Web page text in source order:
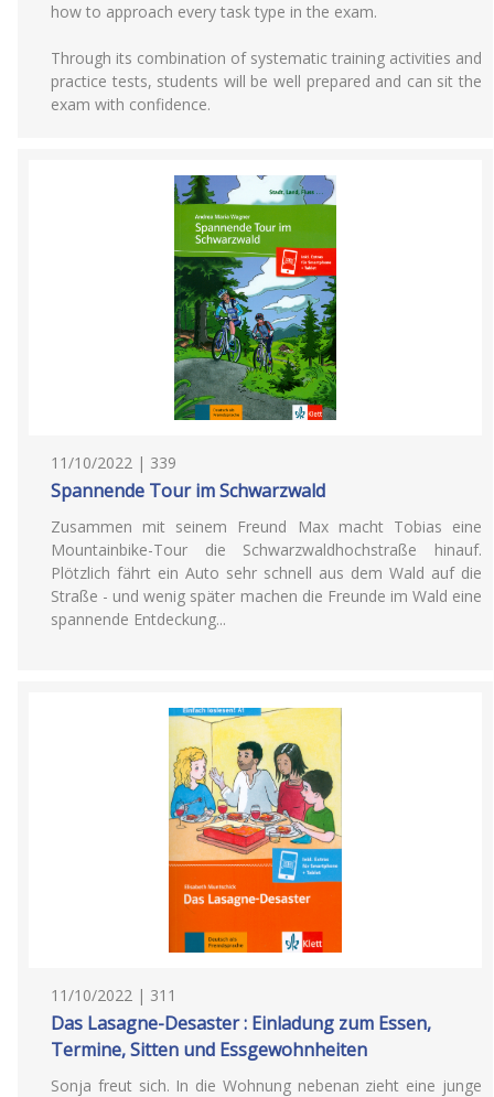
how to approach every task type in the exam.
Through its combination of systematic training activities and
practice tests, students will be well prepared and can sit the
exam with confidence.
11/10/2022 | 339
Spannende Tour im Schwarzwald
Zusammen mit seinem Freund Max macht Tobias eine
Mountainbike-Tour die Schwarzwaldhochstraße hinauf.
Plötzlich fährt ein Auto sehr schnell aus dem Wald auf die
Straße - und wenig später machen die Freunde im Wald eine
spannende Entdeckung...
11/10/2022 | 311
Das Lasagne-Desaster : Einladung zum Essen,
Termine, Sitten und Essgewohnheiten
Sonja freut sich. In die Wohnung nebenan zieht eine junge